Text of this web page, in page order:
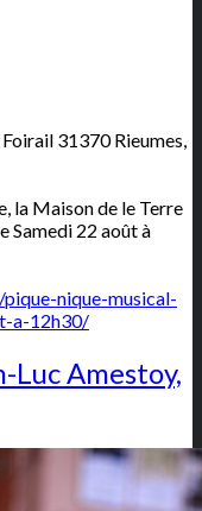
Foirail 31370 Rieumes,
la Maison de le Terre
Samedi 22 août à
nique-musical-
a-12h30/
Luc Amestoy,